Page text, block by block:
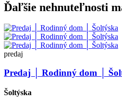
Ďaľšie nehnuteľnosti
predaj
Predaj │ Rodinný dom │
Šoltýska